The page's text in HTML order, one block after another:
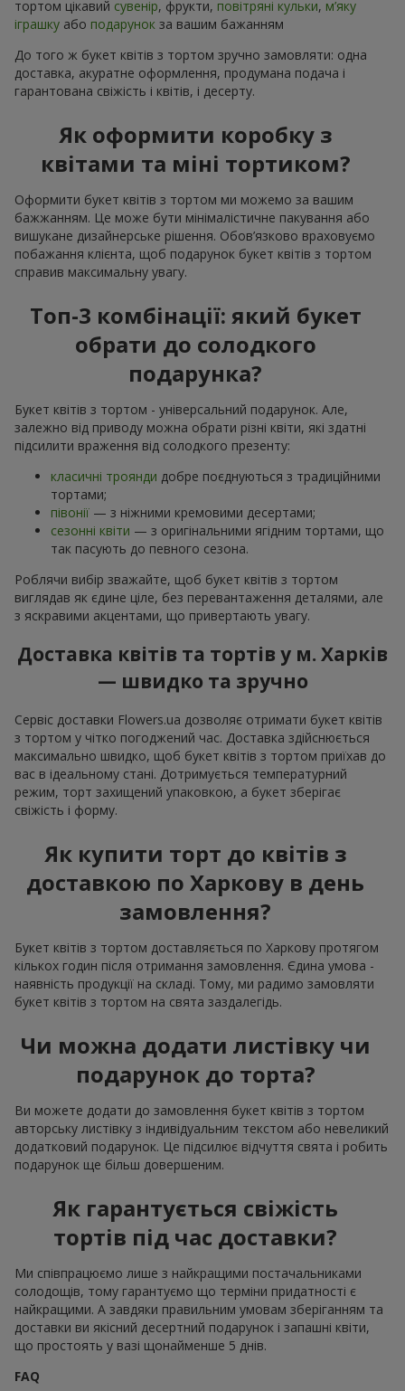
тортом цікавий сувенір, фрукти, повітряні кульки, м’яку
іграшку або подарунок за вашим бажанням
До того ж букет квітів з тортом зручно замовляти: одна
доставка, акуратне оформлення, продумана подача і
гарантована свіжість і квітів, і десерту.
Як оформити коробку з
квітами та міні тортиком?
Оформити букет квітів з тортом ми можемо за вашим
бажжанням. Це може бути мінімалістичне пакування або
вишукане дизайнерське рішення. Обов’язково враховуємо
побажання клієнта, щоб подарунок букет квітів з тортом
справив максимальну увагу.
Топ-3 комбінації: який букет
обрати до солодкого
подарунка?
Букет квітів з тортом - універсальний подарунок. Але,
залежно від приводу можна обрати різні квіти, які здатні
підсилити враження від солодкого презенту:
класичні троянди добре поєднуються з традиційними
тортами;
півонії — з ніжними кремовими десертами;
сезонні квіти — з оригінальними ягідним тортами, що
так пасують до певного сезона.
Роблячи вибір зважайте, щоб букет квітів з тортом
виглядав як єдине ціле, без перевантаження деталями, але
з яскравими акцентами, що привертають увагу.
Доставка квітів та тортів у м. Харків
— швидко та зручно
Сервіс доставки Flowers.ua дозволяє отримати букет квітів
з тортом у чітко погоджений час. Доставка здійснюється
максимально швидко, щоб букет квітів з тортом приїхав до
вас в ідеальному стані. Дотримується температурний
режим, торт захищений упаковкою, а букет зберігає
свіжість і форму.
Як купити торт до квітів з
доставкою по Харкову в день
замовлення?
Букет квітів з тортом доставляється по Харкову протягом
кількох годин після отримання замовлення. Єдина умова -
наявність продукції на складі. Тому, ми радимо замовляти
букет квітів з тортом на свята заздалегідь.
Чи можна додати листівку чи
подарунок до торта?
Ви можете додати до замовлення букет квітів з тортом
авторську листівку з індивідуальним текстом або невеликий
додатковий подарунок. Це підсилює відчуття свята і робить
подарунок ще більш довершеним.
Як гарантується свіжість
тортів під час доставки?
Ми співпрацюємо лише з найкращими постачальниками
солодощів, тому гарантуємо що терміни придатності є
найкращими. А завдяки правильним умовам зберіганням та
доставки ви якісний десертний подарунок і запашні квіти,
що простоять у вазі щонайменше 5 днів.
FAQ